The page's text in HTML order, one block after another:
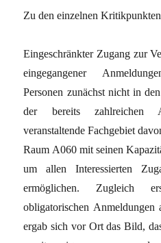
Zu den einzelnen Kritikpunkten
Eingeschränkter Zugang zur
eingegangener
Personen zunächst nicht in
der bereits zahlreichen
veranstaltende Fachgebiet
Raum A060 mit seinen
um allen Interessierten
ermöglichen. Zugleich
obligatorischen
ergab sich vor Ort das Bild,